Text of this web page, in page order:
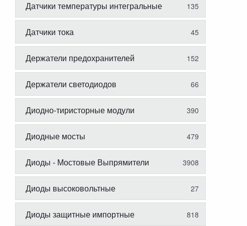
Датчики температуры интегральные 135
Датчики тока 45
Держатели предохранителей 152
Держатели светодиодов 66
Диодно-тиристорные модули 390
Диодные мосты 479
Диоды - Мостовые Выпрямители 3908
Диоды высоковольтные 27
Диоды защитные импортные 818